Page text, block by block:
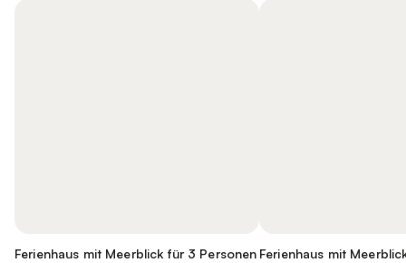
Ferienhaus mit Meerblick für 3 Personen Ferienhaus mit